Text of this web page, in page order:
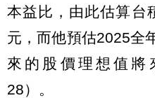
本益比，由此估算台
元，而他預估2025全
來的股價理想值將
28）。